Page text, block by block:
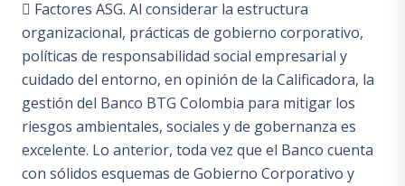
 Factores ASG. Al considerar la estructura
organizacional, prácticas de gobierno corporativo,
políticas de responsabilidad social empresarial y
cuidado del entorno, en opinión de la Calificadora, la
gestión del Banco BTG Colombia para mitigar los
riesgos ambientales, sociales y de gobernanza es
excelente. Lo anterior, toda vez que el Banco cuenta
con sólidos esquemas de Gobierno Corporativo y